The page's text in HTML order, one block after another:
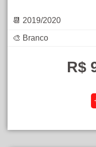
📆 2019/2020
🎨 Branco
R$